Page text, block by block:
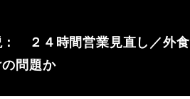
： ２４時間営業見直し／外食
問題か